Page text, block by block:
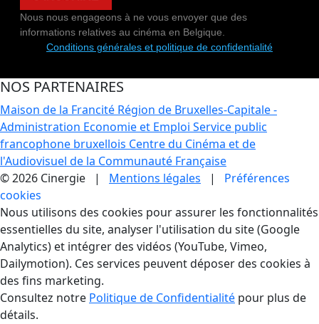
Nous nous engageons à ne vous envoyer que des
informations relatives au cinéma en Belgique.
Conditions générales et politique de confidentialité
NOS PARTENAIRES
Maison de la Francité Région de Bruxelles-Capitale -
Administration Economie et Emploi Service public
francophone bruxellois Centre du Cinéma et de
l'Audiovisuel de la Communauté Française
© 2026 Cinergie | Mentions légales | Préférences
cookies
Gestion des Cookies
Nous utilisons des cookies pour assurer les fonctionnalités
essentielles du site, analyser l'utilisation du site (Google
Analytics) et intégrer des vidéos (YouTube, Vimeo,
Dailymotion). Ces services peuvent déposer des cookies à
des fins marketing.
Consultez notre Politique de Confidentialité pour plus de
détails.